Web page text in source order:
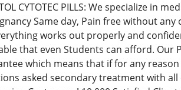
CYTOTEC PILLS: We specialize in
Same day, Pain free without
works out properly and
that even Students can afford. Our
which means that if for any
asked secondary treatment with